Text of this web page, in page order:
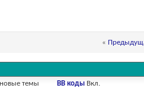
«
темы
BB коды Вкл.